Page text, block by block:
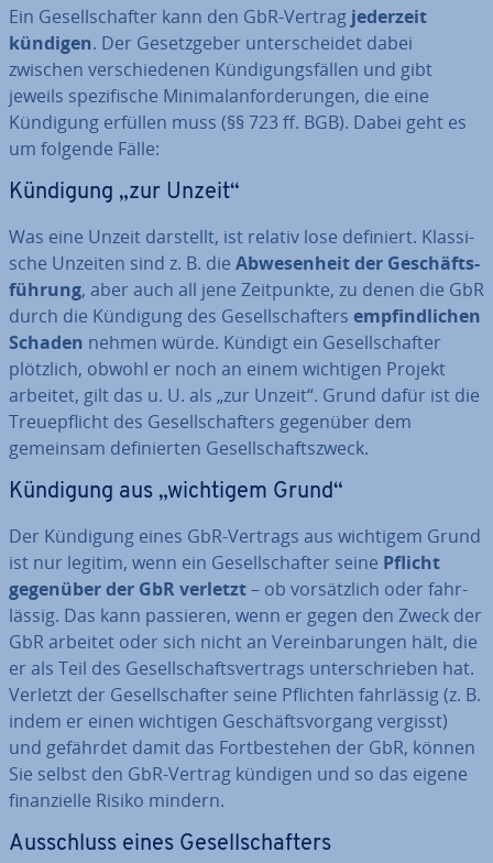
Ein Ge­sell­schaf­ter kann den GbR-Vertrag jederzeit
kündigen. Der Ge­setz­ge­ber un­ter­schei­det dabei
zwischen ver­schie­de­nen Kün­di­gungs­fäl­len und gibt
jeweils spe­zi­fi­sche Mi­ni­mal­an­for­de­run­gen, die eine
Kündigung erfüllen muss (§§ 723 ff. BGB). Dabei geht es
um folgende Fälle:
Kündigung „zur Unzeit“
Was eine Unzeit darstellt, ist relativ lose definiert. Klas­si­
sche Unzeiten sind z. B. die Ab­we­sen­heit der Ge­schäfts­
füh­rung, aber auch all jene Zeit­punk­te, zu denen die GbR
durch die Kündigung des Ge­sell­schaf­ters emp­find­li­chen
Schaden nehmen würde. Kündigt ein Ge­sell­schaf­ter
plötzlich, obwohl er noch an einem wichtigen Projekt
arbeitet, gilt das u. U. als „zur Unzeit“. Grund dafür ist die
Treue­pflicht des Ge­sell­schaf­ters gegenüber dem
gemeinsam de­fi­nier­ten Ge­sell­schafts­zweck.
Kündigung aus „wichtigem Grund“
Der Kündigung eines GbR-Vertrags aus wichtigem Grund
ist nur legitim, wenn ein Ge­sell­schaf­ter seine Pflicht
gegenüber der GbR verletzt– ob vor­sätz­lich oder fahr­
läs­sig. Das kann passieren, wenn er gegen den Zweck der
GbR arbeitet oder sich nicht an Ver­ein­ba­run­gen hält, die
er als Teil des Ge­sell­schafts­ver­trags un­ter­schrie­ben hat.
Verletzt der Ge­sell­schaf­ter seine Pflichten fahr­läs­sig (z. B.
indem er einen wichtigen Ge­schäfts­vor­gang vergisst)
und gefährdet damit das Fort­be­stehen der GbR, können
Sie selbst den GbR-Vertrag kündigen und so das eigene
fi­nan­zi­el­le Risiko mindern.
Aus­schluss eines Ge­sell­schaf­ters